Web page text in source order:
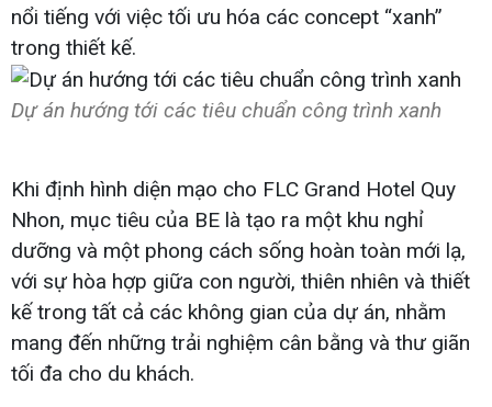
nổi tiếng với việc tối ưu hóa các concept “xanh”
trong thiết kế.
Dự án hướng tới các tiêu chuẩn công trình xanh
Khi định hình diện mạo cho FLC Grand Hotel Quy
Nhon, mục tiêu của BE là tạo ra một khu nghỉ
dưỡng và một phong cách sống hoàn toàn mới lạ,
với sự hòa hợp giữa con người, thiên nhiên và thiết
kế trong tất cả các không gian của dự án, nhằm
mang đến những trải nghiệm cân bằng và thư giãn
tối đa cho du khách.